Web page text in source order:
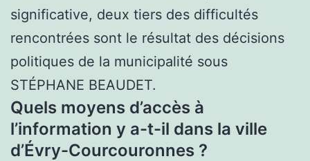
significative, deux tiers des difficultés
rencontrées sont le résultat des décisions
politiques de la municipalité sous
STÉPHANE BEAUDET.
Quels moyens d’accès à
l’information y a-t-il dans la ville
d’Évry-Courcouronnes ?